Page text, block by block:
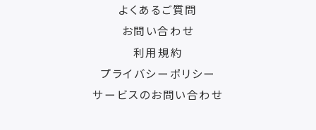
よくあるご質問
お問い合わせ
利用規約
プライバシーポリシー
サービスのお問い合わせ